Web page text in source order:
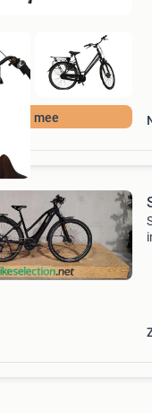
Bied mee